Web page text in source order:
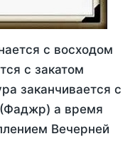
с восходом
с закатом
заканчивается с
а время
Вечерней